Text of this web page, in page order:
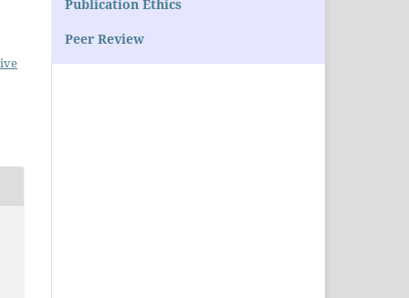
Publication Ethics
Peer Review